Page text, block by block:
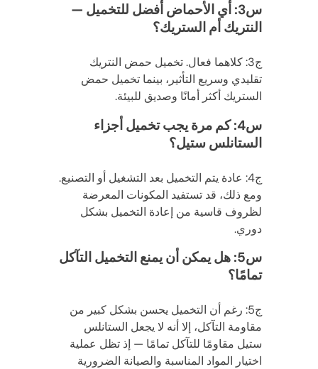
س3: أي الأحماض أفضل للتخميل —
النتريك أم الستريك؟
ج3: كلاهما فعال. تخميل حمض النتريك
تقليدي وسريع التأثير، بينما تخميل حمض
الستريك أكثر أمانًا وصديق للبيئة.
س4: كم مرة يجب تخميل أجزاء
الستانلس ستيل؟
ج4: عادة يتم التخميل بعد التشغيل أو التصنيع.
ومع ذلك، قد تستفيد المكونات المعرضة
لظروف قاسية من إعادة التخميل بشكل
دوري.
س5: هل يمكن أن يمنع التخميل التآكل
تمامًا؟
ج5: رغم أن التخميل يحسن بشكل كبير من
مقاومة التآكل، إلا أنه لا يجعل الستانلس
ستيل مقاومًا للتآكل تمامًا — إذ تظل عملية
اختيار المواد المناسبة والصيانة الضرورية